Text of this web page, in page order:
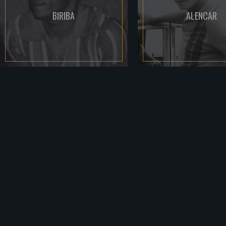
BIRIBA ALENCAR